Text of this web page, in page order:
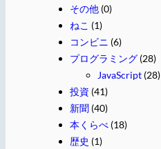
その他(0)
ねこ (1)
コンビニ (6)
プログラミング(28)
JavaScript(28)
投資 (41)
新聞(40)
本くらべ(18)
歴史 (1)